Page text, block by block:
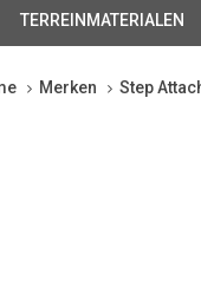
TERREINMATERIALEN
Merken Step